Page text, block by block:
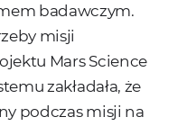
badawczym.
misji
Mars Science
zakładała, że
podczas misji na